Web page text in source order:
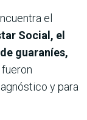
el
Social, el
guaraníes,
y para